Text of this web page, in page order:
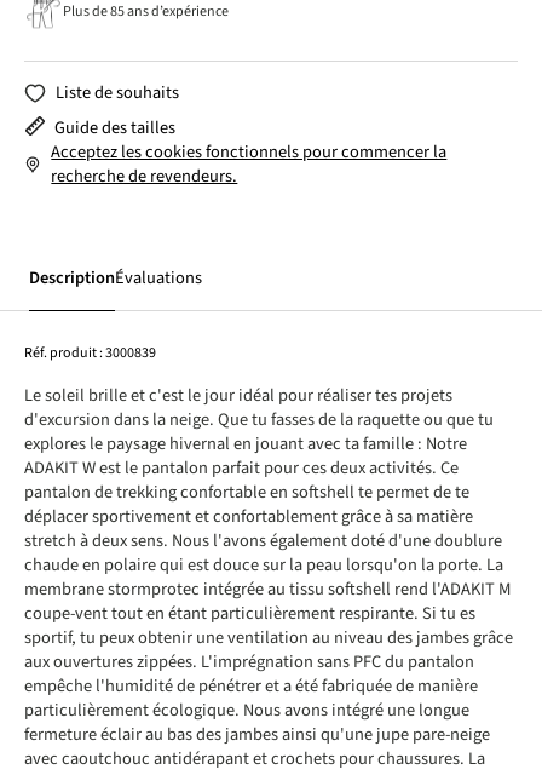
Plus de 85 ans d’expérience
Liste de souhaits
Guide des tailles
Acceptez les cookies fonctionnels pour commencer la
recherche de revendeurs.
DescriptionÉvaluations
Réf. produit :3000839
Le soleil brille et c'est le jour idéal pour réaliser tes projets
d'excursion dans la neige. Que tu fasses de la raquette ou que tu
explores le paysage hivernal en jouant avec ta famille : Notre
ADAKIT W est le pantalon parfait pour ces deux activités. Ce
pantalon de trekking confortable en softshell te permet de te
déplacer sportivement et confortablement grâce à sa matière
stretch à deux sens. Nous l'avons également doté d'une doublure
chaude en polaire qui est douce sur la peau lorsqu'on la porte. La
membrane stormprotec intégrée au tissu softshell rend l'ADAKIT M
coupe-vent tout en étant particulièrement respirante. Si tu es
sportif, tu peux obtenir une ventilation au niveau des jambes grâce
aux ouvertures zippées. L'imprégnation sans PFC du pantalon
empêche l'humidité de pénétrer et a été fabriquée de manière
particulièrement écologique. Nous avons intégré une longue
fermeture éclair au bas des jambes ainsi qu'une jupe pare-neige
avec caoutchouc antidérapant et crochets pour chaussures. La